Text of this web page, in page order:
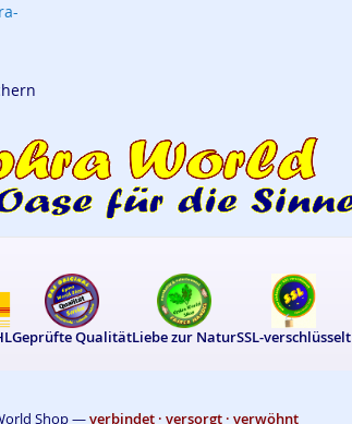
Geprüfte QualitätLiebe zur NaturSSL-verschlüsselt
Shop —verbindet · versorgt · verwöhnt